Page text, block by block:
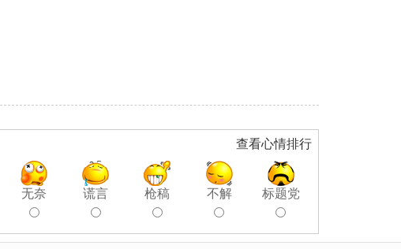
查看心情排行
无奈 谎言 枪稿 不解 标题党